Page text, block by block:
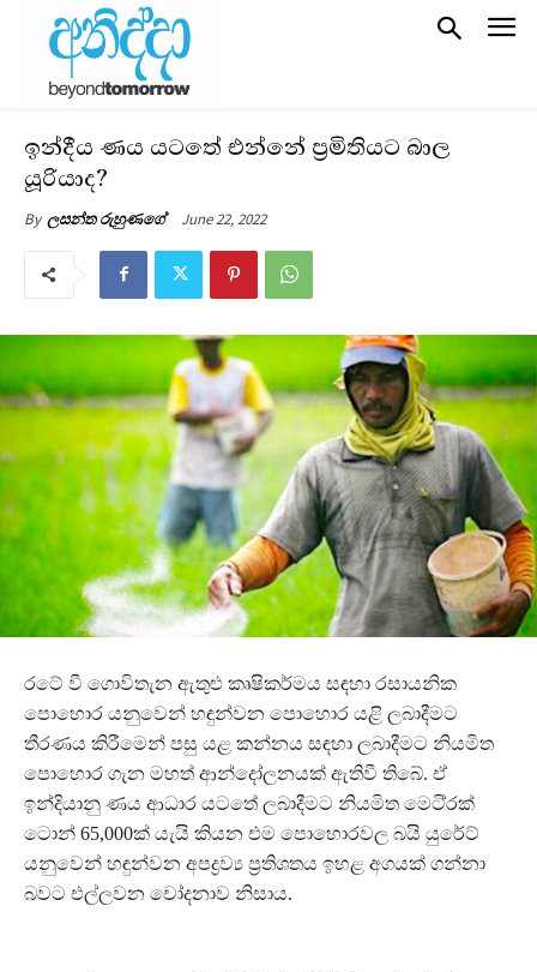
ඉන්දීය ණය යටතේ එන්නේ ප්‍රමිතියට බාල
යූරියාද?
By ලසන්ත රුහුණගේ June 22, 2022
රටේ වී ගොවිතැන ඇතුළු කෘෂිකර්මය සඳහා රසායනික
පොහොර යනුවෙන් හඳුන්වන පොහොර යළි ලබාදීමට
තීරණය කිරීමෙන් පසු යළ කන්නය සඳහා ලබාදීමට නියමිත
පොහොර ගැන මහත් ආන්දෝලනයක් ඇතිවී තිබේ. ඒ
ඉන්දියානු ණය ආධාර යටතේ ලබාදීමට නියමිත මෙටි්‍රක්
ටොන් 65,000ක් යැයි කියන එම පොහොරවල බයි යුරේට්
යනුවෙන් හඳුන්වන අපද්‍රව්‍ය ප්‍රතිශතය ඉහළ අගයක් ගන්නා
බවට එල්ලවන චෝදනාව නිසාය.